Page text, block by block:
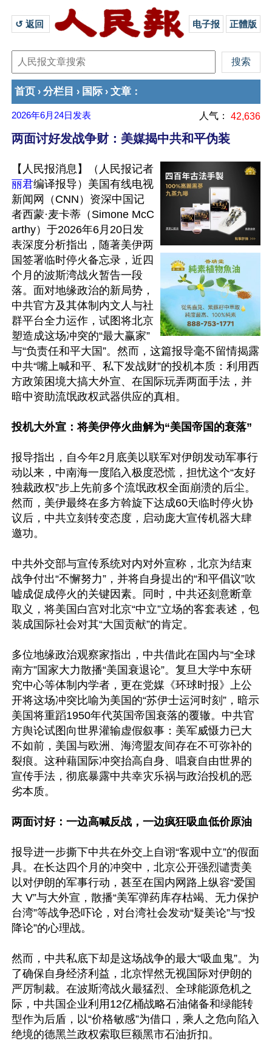
↺ 返回 电子报 正體版
首页 › 分栏目 › 国际 › 文章 ：
2026年6月24日 发表 人气： 42,636
两面讨好发战争财：美媒揭中共和平伪装
【人民报消息】（人民报记者
丽君编译报导）美国有线电视
新闻网（CNN）资深中国记
者西蒙·麦卡蒂（Simone McC
arthy）于2026年6月20日发
表深度分析指出，随著美伊两
国签署临时停火备忘录，近四
个月的波斯湾战火暂告一段
落。面对地缘政治的新局势，
中共官方及其体制内文人与社
群平台全力运作，试图将北京
塑造成这场冲突的“最大赢家”
与“负责任和平大国”。然而，这篇报导毫不留情揭露
中共“嘴上喊和平、私下发战财”的投机本质：利用西
方政策困境大搞大外宣、在国际玩弄两面手法，并
暗中资助流氓政权武器供应的真相。
投机大外宣：将美伊停火曲解为“美国帝国的衰落”
报导指出，自今年2月底美以联军对伊朗发动军事行
动以来，中南海一度陷入极度恐慌，担忧这个“友好
独裁政权”步上先前多个流氓政权全面崩溃的后尘。
然而，美伊最终在多方斡旋下达成60天临时停火协
议后，中共立刻转变态度，启动庞大宣传机器大肆
邀功。
中共外交部与宣传系统对内对外宣称，北京为结束
战争付出“不懈努力”，并将自身提出的“和平倡议”吹
嘘成促成停火的关键因素。同时，中共还刻意断章
取义，将美国白宫对北京“中立”立场的客套表述，包
装成国际社会对其“大国贡献”的肯定。
多位地缘政治观察家指出，中共借此在国内与“全球
南方”国家大力散播“美国衰退论”。复旦大学中东研
究中心等体制内学者，更在党媒《环球时报》上公
开将这场冲突比喻为美国的“苏伊士运河时刻”，暗示
美国将重蹈1950年代英国帝国衰落的覆辙。中共官
方舆论试图向世界灌输虚假叙事：美军威慑力已大
不如前，美国与欧洲、海湾盟友间存在不可弥补的
裂痕。这种藉国际冲突抬高自身、唱衰自由世界的
宣传手法，彻底暴露中共幸灾乐祸与政治投机的恶
劣本质。
两面讨好：一边高喊反战，一边疯狂吸血低价原油
报导进一步撕下中共在外交上自诩“客观中立”的假面
具。在长达四个月的冲突中，北京公开强烈谴责美
以对伊朗的军事行动，甚至在国内网路上纵容“爱国
大 V”与大外宣，散播“美军弹药库存枯竭、无力保护
台湾”等战争恐吓论，对台湾社会发动“疑美论”与“投
降论”的心理战。
然而，中共私底下却是这场战争的最大“吸血鬼”。为
了确保自身经济利益，北京悍然无视国际对伊朗的
严厉制裁。在波斯湾战火最猛烈、全球能源危机之
际，中共国企业利用12亿桶战略石油储备和绿能转
型作为后盾，以“价格敏感”为借口，乘人之危向陷入
绝境的德黑兰政权索取巨额黑市石油折扣。